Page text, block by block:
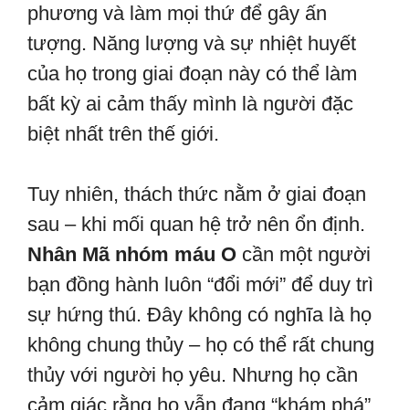
phương và làm mọi thứ để gây ấn
tượng. Năng lượng và sự nhiệt huyết
của họ trong giai đoạn này có thể làm
bất kỳ ai cảm thấy mình là người đặc
biệt nhất trên thế giới.
Tuy nhiên, thách thức nằm ở giai đoạn
sau – khi mối quan hệ trở nên ổn định.
Nhân Mã nhóm máu O cần một người
bạn đồng hành luôn “đổi mới” để duy trì
sự hứng thú. Đây không có nghĩa là họ
không chung thủy – họ có thể rất chung
thủy với người họ yêu. Nhưng họ cần
cảm giác rằng họ vẫn đang “khám phá”